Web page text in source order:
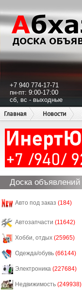
+7 940 774-17-71
пн-пт: 9:00-17:00
сб, вс - выходные
Главная
Новости
Доска объявлений
Авто под заказ (184)
Автозапчасти (11642)
Хобби, отдых (25965)
Одежда/обувь (66144)
Электроника (227684)
Недвижимость (249938)